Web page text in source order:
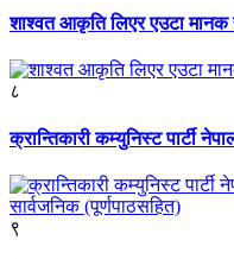
शाश्वत आकृति लिएर एउटा मानक
८
क्रान्तिकारी कम्युनिस्ट पार्टी
९